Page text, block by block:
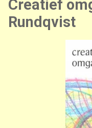
Creatief
Rundqvist